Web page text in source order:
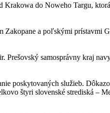
do Noweho Targu,
a poľskými prístavmi
samosprávny kraj
poskytovaných služieb.
štyri slovenské strediská –